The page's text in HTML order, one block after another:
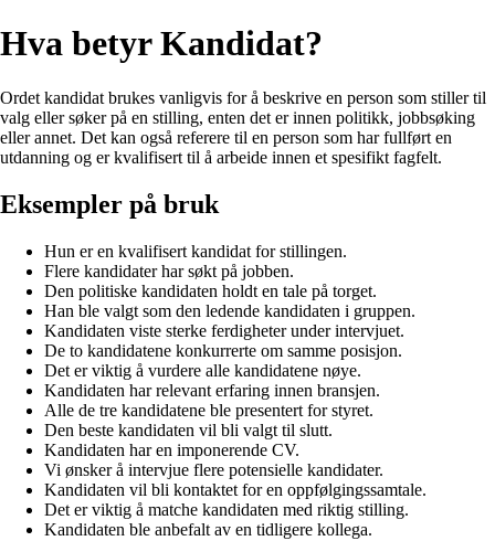
Hva betyr Kandidat?
Ordet kandidat brukes vanligvis for å beskrive en person som stiller til
valg eller søker på en stilling, enten det er innen politikk, jobbsøking
eller annet. Det kan også referere til en person som har fullført en
utdanning og er kvalifisert til å arbeide innen et spesifikt fagfelt.
Eksempler på bruk
Hun er en kvalifisert kandidat for stillingen.
Flere kandidater har søkt på jobben.
Den politiske kandidaten holdt en tale på torget.
Han ble valgt som den ledende kandidaten i gruppen.
Kandidaten viste sterke ferdigheter under intervjuet.
De to kandidatene konkurrerte om samme posisjon.
Det er viktig å vurdere alle kandidatene nøye.
Kandidaten har relevant erfaring innen bransjen.
Alle de tre kandidatene ble presentert for styret.
Den beste kandidaten vil bli valgt til slutt.
Kandidaten har en imponerende CV.
Vi ønsker å intervjue flere potensielle kandidater.
Kandidaten vil bli kontaktet for en oppfølgingssamtale.
Det er viktig å matche kandidaten med riktig stilling.
Kandidaten ble anbefalt av en tidligere kollega.